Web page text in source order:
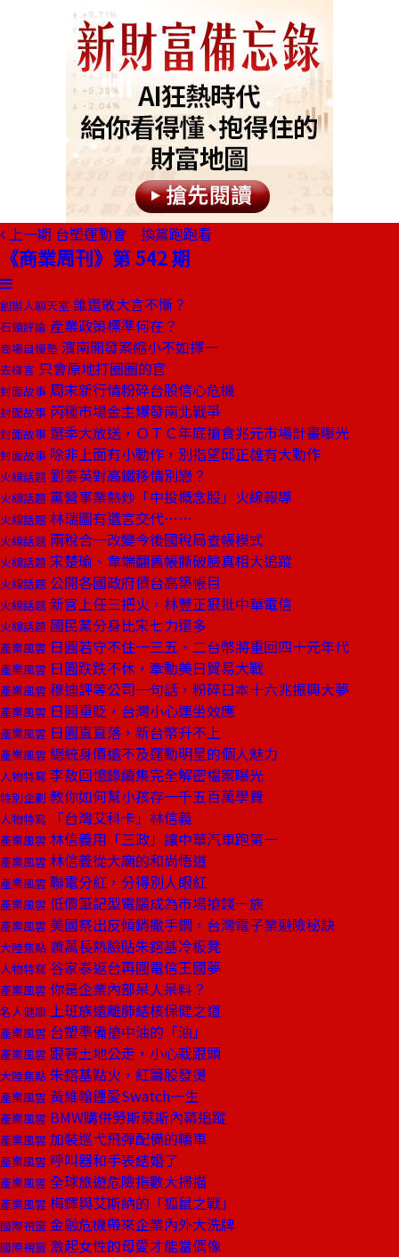
上一期 台塑運動會 換黨跑跑看
《商業周刊》第 542 期
創辦人聊天室 誰還敢大言不慚？
石頭評論 產業政策標準何在？
商場自慢塾 濱南開發案縮小不如擇一
去梯言 只會原地打圈圈的官
封面故事 周末新行情粉碎台股信心危機
封面故事 丙種市場金主爆發南北戰爭
封面故事 選季大放送，ＯＴＣ年底搶食兆元市場計畫曝光
封面故事 除非上面有小動作，別指望邱正雄有大動作
火線話題 劉泰英對高鐵移情別戀？
火線話題 黨營事業熱炒「中投概念股」火線報導
火線話題 林瑞圖有遺言交代……
火線話題 兩稅合一改變今後國稅局查帳模式
火線話題 宋楚瑜、韋端翻舊帳撕破臉真相大追蹤
火線話題 公開各國政府債台高築帳目
火線話題 新官上任三把火，林豐正狠批中華電信
火線話題 國民黨分身比宋七力還多
產業風雲 日圓若守不住一三五‧二台幣將重回四十元年代
產業風雲 日圓跌跌不休，牽動美日貿易大戰
產業風雲 穆迪評等公司一句話，粉碎日本十六兆振興大夢
產業風雲 日圓重貶，台灣小心連坐效應
產業風雲 日圓直直落，新台幣升不上
產業風雲 總統身價遠不及運動明星的個人魅力
人物特寫 李敖回憶錄續集完全解密檔案曝光
特別企劃 教你如何幫小孩存一千五百萬學費
人物特寫 「台灣艾科卡」林信義
產業風雲 林信義用「三政」讓中華汽車跑第一
產業風雲 林信義從大廟的和尚悟道
產業風雲 聯電分紅，分得別人眼紅
產業風雲 低價筆記型電腦成為市場搶錢一族
產業風雲 美國祭出反傾銷撒手鐧，台灣電子業避險秘訣
大陸焦點 蕭萬長熱臉貼朱鎔基冷板凳
人物特寫 谷家泰返台再圓電信王國夢
產業風雲 你是企業內部呆人呆料？
名人健康 上班族遠離肺結核保健之道
產業風雲 台塑準備搶中油的「油」
產業風雲 跟著土地公走，小心栽跟頭
大陸焦點 朱鎔基點火，紅籌股發燙
產業風雲 黃維翰鍾愛Swatch一生
產業風雲 BMW購併勞斯萊斯內幕追蹤
產業風雲 加裝巡弋飛彈配備的轎車
產業風雲 呼叫器和手表結婚了
產業風雲 全球旅遊危險指數大掃描
產業風雲 梅鐸與艾斯納的「狐鼠之戰」
國際視窗 金融危機帶來企業內外大洗牌
國際視窗 激起女性的母愛才能當偶像